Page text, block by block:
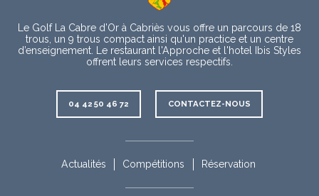
Le Golf La Cabre d’Or à Cabriès vous offre un parcours de 18
trous, un 9 trous compact ainsi qu'un practice et un centre
d’enseignement. Le restaurant l'Approche et l'hotel Ibis Styles
offrent leurs services respectifs.
Contact
04 42 50 46 72 CONTACTEZ-NOUS
complémentaires
Actualités Compétitions Réservation